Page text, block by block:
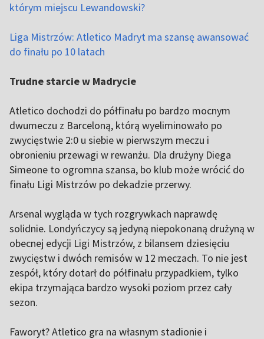
którym miejscu Lewandowski?
Liga Mistrzów: Atletico Madryt ma szansę awansować
do finału po 10 latach
Trudne starcie w Madrycie
Atletico dochodzi do półfinału po bardzo mocnym
dwumeczu z Barceloną, którą wyeliminowało po
zwycięstwie 2:0 u siebie w pierwszym meczu i
obronieniu przewagi w rewanżu. Dla drużyny Diega
Simeone to ogromna szansa, bo klub może wrócić do
finału Ligi Mistrzów po dekadzie przerwy.
Arsenal wygląda w tych rozgrywkach naprawdę
solidnie. Londyńczycy są jedyną niepokonaną drużyną w
obecnej edycji Ligi Mistrzów, z bilansem dziesięciu
zwycięstw i dwóch remisów w 12 meczach. To nie jest
zespół, który dotarł do półfinału przypadkiem, tylko
ekipa trzymająca bardzo wysoki poziom przez cały
sezon.
Faworyt? Atletico gra na własnym stadionie i